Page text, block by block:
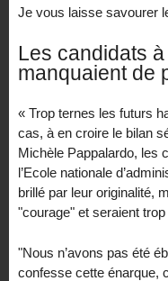
Je vous laisse savourer
Les candidats à
manquaient de
« Trop ternes les futurs
cas, à en croire le bilan
Michèle Pappalardo, les
l’Ecole nationale
brillé par leur originalité,
"courage" et seraient
"Nous n’avons pas été
confesse cette énarque,